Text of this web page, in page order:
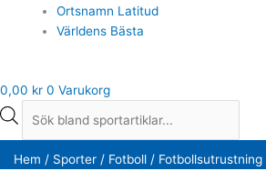
Ortsnamn Latitud
Världens Bästa
0,00 kr 0 Varukorg
Hem / Sporter / Fotboll / Fotbollsutrustning